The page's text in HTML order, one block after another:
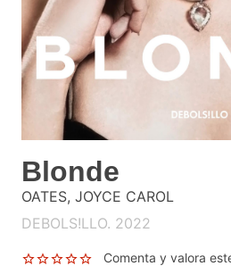
Blonde
OATES, JOYCE CAROL
DEBOLS!LLO. 2022
Comenta y valora